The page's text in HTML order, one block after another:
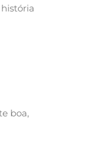
boa,